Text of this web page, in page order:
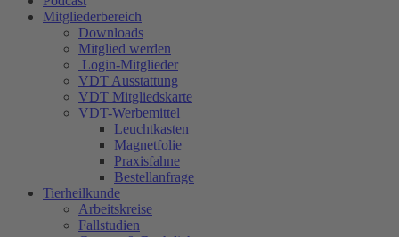
Mitgliederbereich
Downloads
Mitglied werden
Login-Mitglieder
VDT Ausstattung
VDT Mitgliedskarte
VDT-Werbemittel
Leuchtkasten
Magnetfolie
Praxisfahne
Bestellanfrage
Tierheilkunde
Arbeitskreise
Fallstudien